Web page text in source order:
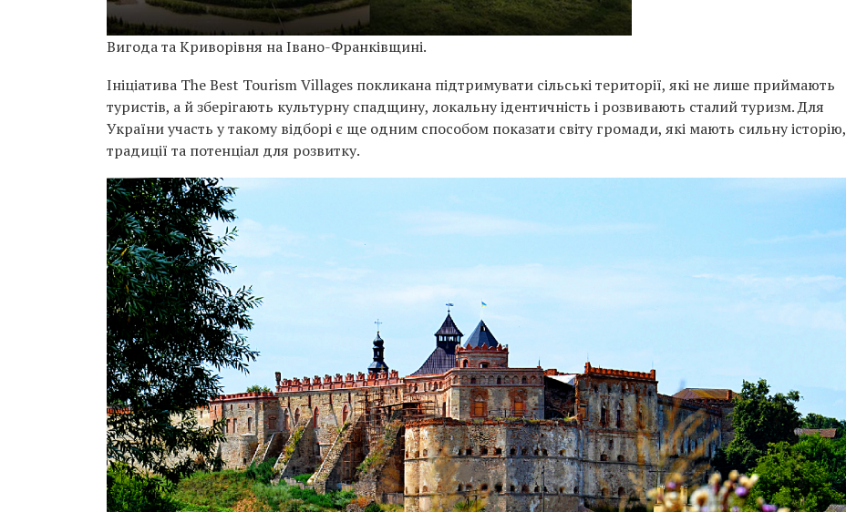
Вигода та Криворівня на Івано-Франківщині.
Ініціатива The Best Tourism Villages покликана підтримувати сільські території, які не лише приймають
туристів, а й зберігають культурну спадщину, локальну ідентичність і розвивають сталий туризм. Для
України участь у такому відборі є ще одним способом показати світу громади, які мають сильну історію,
традиції та потенціал для розвитку.